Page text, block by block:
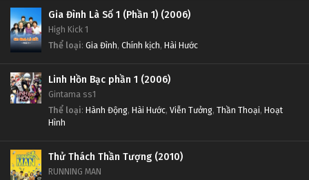
Gia Đình Là Số 1 (Phần 1) (2006)
High Kick 1
Thể loại: Gia Đình, Chính kịch, Hài Hước
Linh Hồn Bạc phần 1 (2006)
Gintama ss1
Thể loại: Hành Động, Hài Hước, Viễn Tưởng, Thần Thoại, Hoạt
Hình
Thử Thách Thần Tượng (2010)
RUNNING MAN